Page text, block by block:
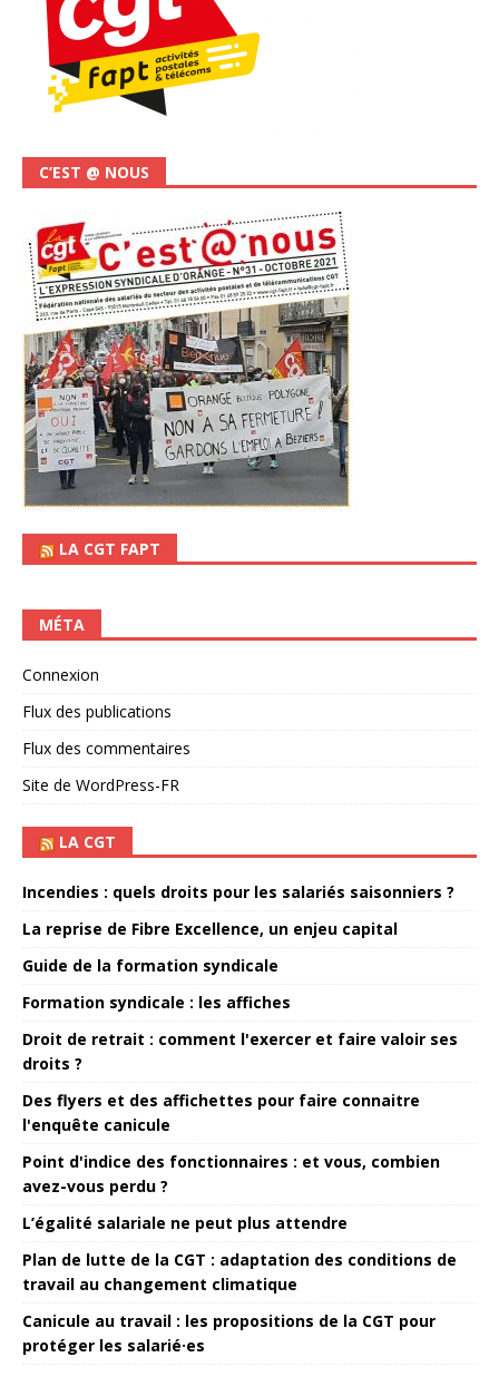
C’EST @ NOUS
LA CGT FAPT
MÉTA
Connexion
Flux des publications
Flux des commentaires
Site de WordPress-FR
LA CGT
Incendies : quels droits pour les salariés saisonniers ?
La reprise de Fibre Excellence, un enjeu capital
Guide de la formation syndicale
Formation syndicale : les affiches
Droit de retrait : comment l'exercer et faire valoir ses
droits ?
Des flyers et des affichettes pour faire connaitre
l'enquête canicule
Point d'indice des fonctionnaires : et vous, combien
avez-vous perdu ?
L’égalité salariale ne peut plus attendre
Plan de lutte de la CGT : adaptation des conditions de
travail au changement climatique
Canicule au travail : les propositions de la CGT pour
protéger les salarié·es